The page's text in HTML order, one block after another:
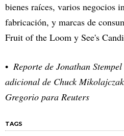
bienes raíces, varios negocios
fabricación, y marcas de
Fruit of the Loom y See's
Reporte de Jonathan
adicional de Chuck
Gregorio para Reuters
TAGS